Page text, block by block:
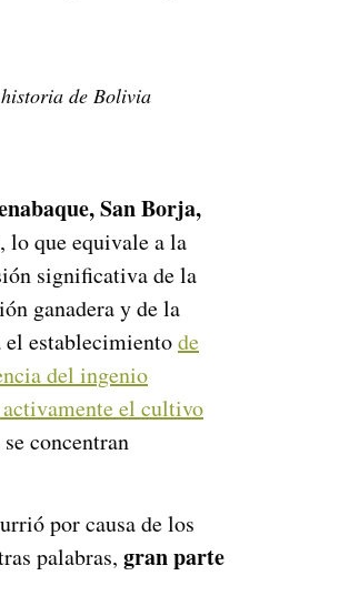
historia de Bolivia
San Borja,
, lo que equivale a la
significativa de la
ganadera y de la
el establecimientode
del ingenio
activamente el cultivo
concentran
por causa de los
palabras, gran parte